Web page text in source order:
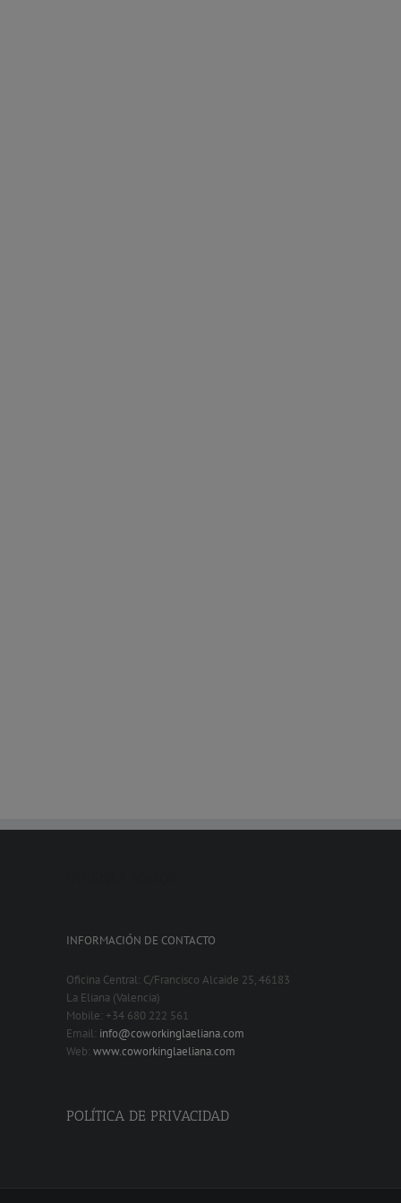
INFORMACIÓN DE CONTACTO
Oficina Central: C/Francisco Alcaide 25, 46183
La Eliana (Valencia)
Mobile: +34 680 222 561
Email: info@coworkinglaeliana.com
Web: www.coworkinglaeliana.com
POLÍTICA DE PRIVACIDAD